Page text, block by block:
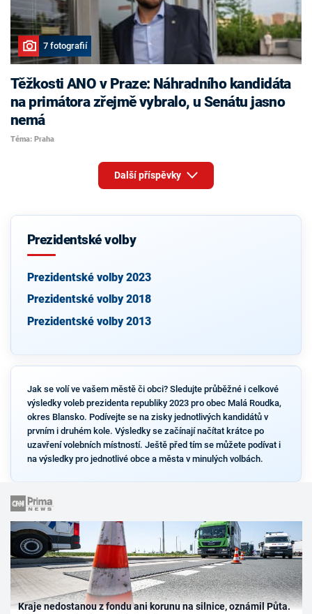
7 fotografií
Těžkosti ANO v Praze: Náhradního kandidáta
na primátora zřejmě vybralo, u Senátu jasno
nemá
Téma: Praha
Další příspěvky
Prezidentské volby
Prezidentské volby 2023
Prezidentské volby 2018
Prezidentské volby 2013
Jak se volí ve vašem městě či obci? Sledujte průběžné i celkové
výsledky voleb prezidenta republiky 2023 pro obec Malá Roudka,
okres Blansko. Podívejte se na zisky jednotlivých kandidátů v
prvním i druhém kole. Výsledky se začínají načítat krátce po
uzavření volebních místností. Ještě před tím se můžete podívat i
na výsledky pro jednotlivé obce a města v minulých volbách.
Kraje nedostanou z fondu ani korunu na silnice, oznámil Půta.